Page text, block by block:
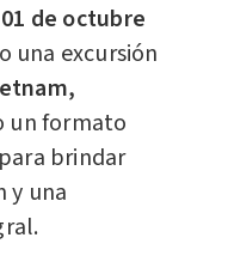
de octubre
una excursión
un formato
brindar
y una